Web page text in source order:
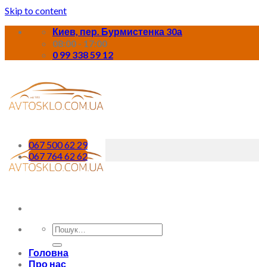
Skip to content
Киев, пер. Бурмистенка 30а
08:00 - 17:00
0 99 338 59 12
Головна
Про нас
067 500 62 29
067 764 62 62